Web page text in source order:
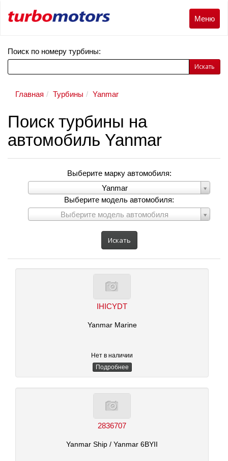
Меню
Меню
Поиск по номеру турбины:
Искать
Главная Турбины Yanmar
Поиск турбины на
автомобиль Yanmar
Выберите марку автомобиля:
Yanmar
марку
автомобиля:
Выберите модель автомобиля:
Выберите модель автомобиля
Выберите
модель
Искать
IHICYDT
Yanmar Marine
Нет в наличии
Подробнее
2836707
Yanmar Ship/ Yanmar 6BYII